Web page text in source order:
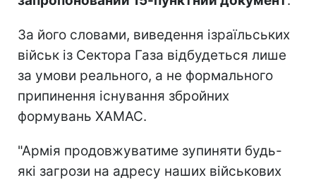
За його словами, виведення ізраїльських
військ із Сектора Газа відбудеться лише
за умови реального, а не формального
припинення існування збройних
формувань ХАМАС.
"Армія продовжуватиме зупиняти будь-
які загрози на адресу наших військових